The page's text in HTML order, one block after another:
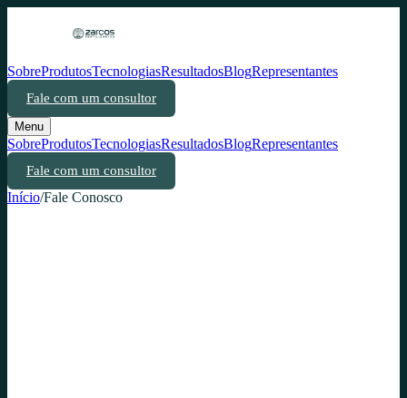
SobreProdutosTecnologiasResultadosBlogRepresentantes
Fale com um consultor
Menu
SobreProdutosTecnologiasResultadosBlogRepresentantes
Fale com um consultor
Início/Fale Conosco